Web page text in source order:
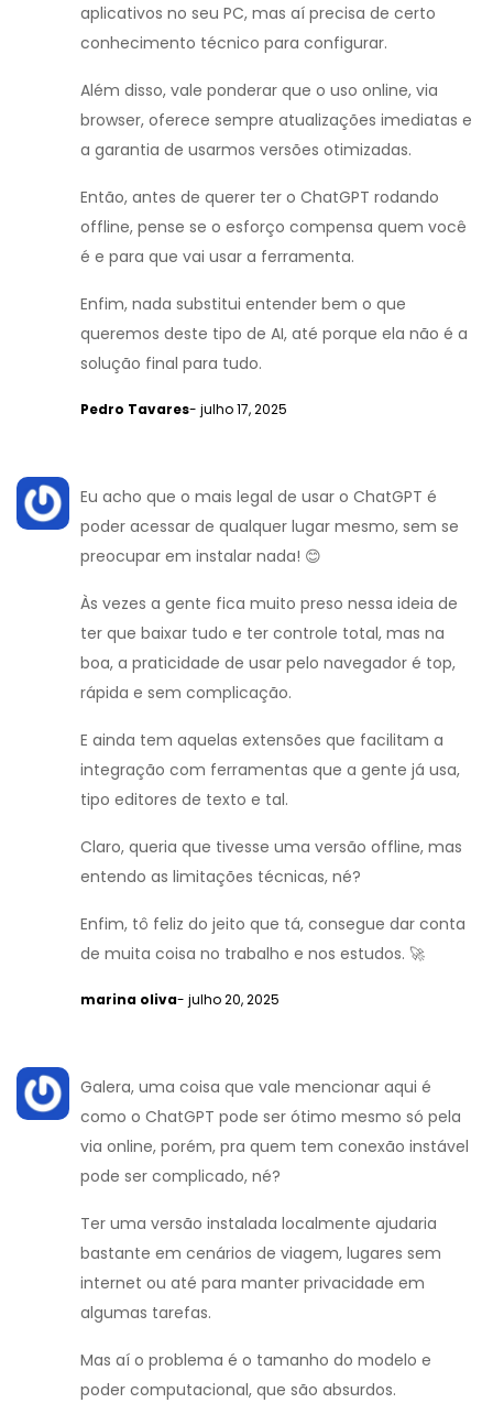
aplicativos no seu PC, mas aí precisa de certo
conhecimento técnico para configurar.
Além disso, vale ponderar que o uso online, via
browser, oferece sempre atualizações imediatas e
a garantia de usarmos versões otimizadas.
Então, antes de querer ter o ChatGPT rodando
offline, pense se o esforço compensa quem você
é e para que vai usar a ferramenta.
Enfim, nada substitui entender bem o que
queremos deste tipo de AI, até porque ela não é a
solução final para tudo.
Pedro Tavares- julho 17, 2025
Eu acho que o mais legal de usar o ChatGPT é
poder acessar de qualquer lugar mesmo, sem se
preocupar em instalar nada! 😊
Às vezes a gente fica muito preso nessa ideia de
ter que baixar tudo e ter controle total, mas na
boa, a praticidade de usar pelo navegador é top,
rápida e sem complicação.
E ainda tem aquelas extensões que facilitam a
integração com ferramentas que a gente já usa,
tipo editores de texto e tal.
Claro, queria que tivesse uma versão offline, mas
entendo as limitações técnicas, né?
Enfim, tô feliz do jeito que tá, consegue dar conta
de muita coisa no trabalho e nos estudos. 🚀
marina oliva- julho 20, 2025
Galera, uma coisa que vale mencionar aqui é
como o ChatGPT pode ser ótimo mesmo só pela
via online, porém, pra quem tem conexão instável
pode ser complicado, né?
Ter uma versão instalada localmente ajudaria
bastante em cenários de viagem, lugares sem
internet ou até para manter privacidade em
algumas tarefas.
Mas aí o problema é o tamanho do modelo e
poder computacional, que são absurdos.